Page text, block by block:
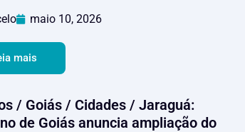
maio 10, 2026
mais
/ Goiás / Cidades / Jaraguá:
de Goiás anuncia ampliação do